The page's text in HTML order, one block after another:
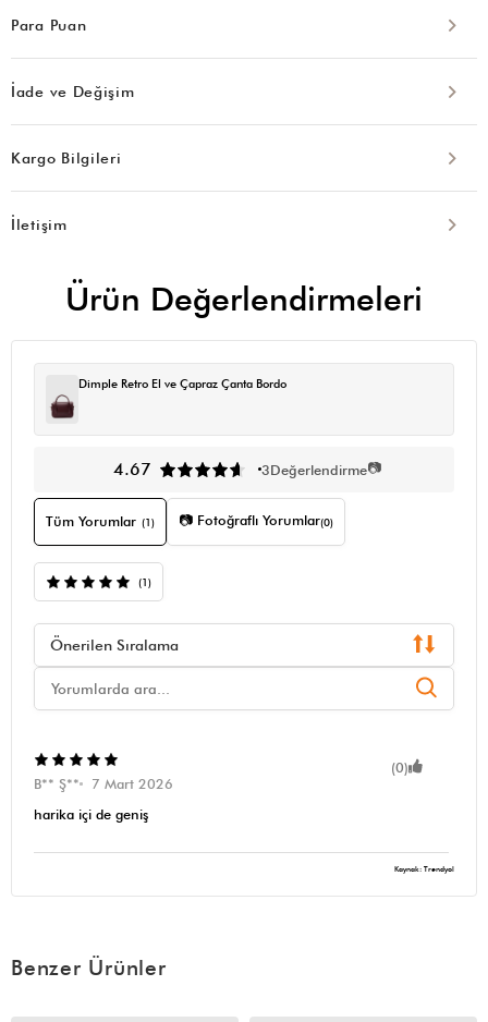
Para Puan
İade ve Değişim
Kargo Bilgileri
İletişim
Ürün Değerlendirmeleri
Dimple Retro El ve Çapraz Çanta Bordo
4.67 3Değerlendirme📷
Tüm Yorumlar (1) 📷 Fotoğraflı Yorumlar(0)
(1)
Önerilen Sıralama
(0)
B** Ş**
7 Mart 2026
harika içi de geniş
Kaynak: Trendyol
Benzer Ürünler